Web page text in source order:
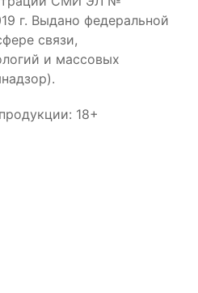
г. Выдано федеральной
связи,
и массовых
18+